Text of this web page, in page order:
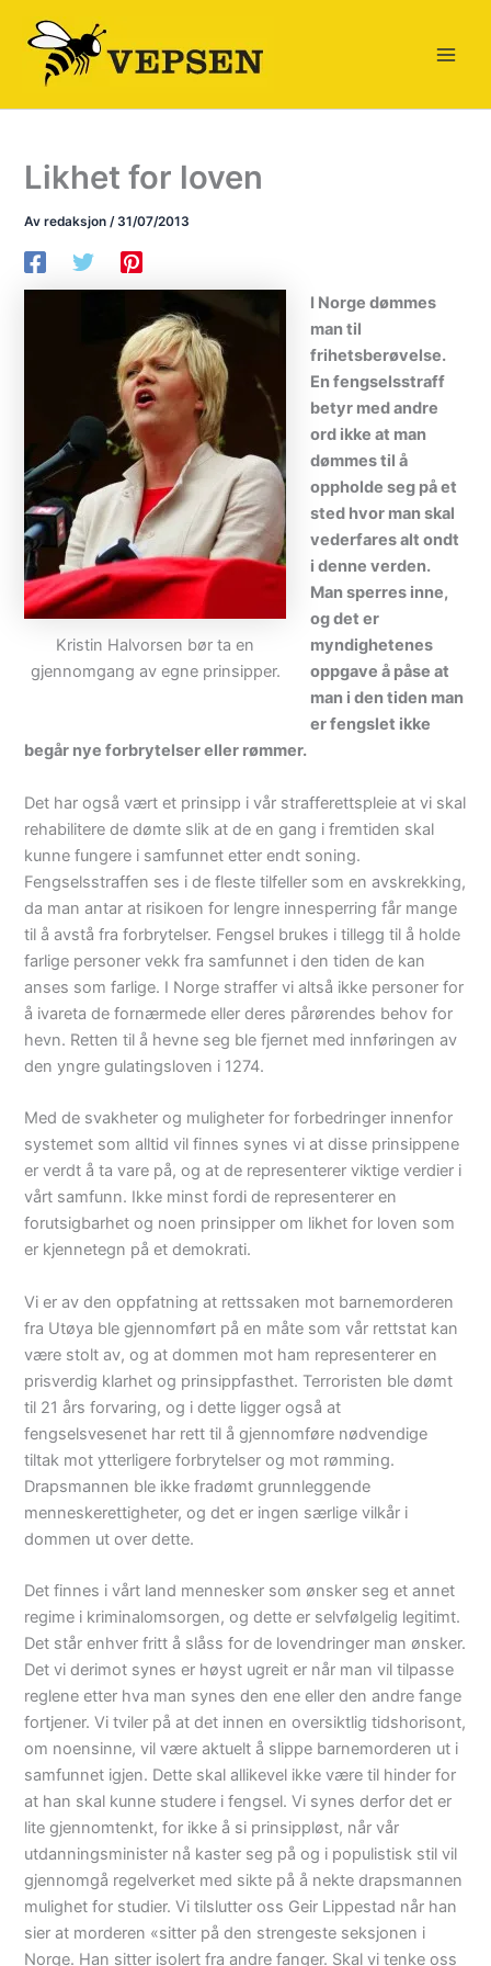
innholdet
Likhet for loven
Av redaksjon/ 31/07/2013
Kristin Halvorsen bør ta en
gjennomgang av egne prinsipper.
I Norge dømmes
man til
frihetsberøvelse.
En fengselsstraff
betyr med andre
ord ikke at man
dømmes til å
oppholde seg på et
sted hvor man skal
vederfares alt ondt
i denne verden.
Man sperres inne,
og det er
myndighetenes
oppgave å påse at
man i den tiden man
er fengslet ikke
begår nye forbrytelser eller rømmer.
Det har også vært et prinsipp i vår strafferettspleie at vi skal
rehabilitere de dømte slik at de en gang i fremtiden skal
kunne fungere i samfunnet etter endt soning.
Fengselsstraffen ses i de fleste tilfeller som en avskrekking,
da man antar at risikoen for lengre innesperring får mange
til å avstå fra forbrytelser. Fengsel brukes i tillegg til å holde
farlige personer vekk fra samfunnet i den tiden de kan
anses som farlige. I Norge straffer vi altså ikke personer for
å ivareta de fornærmede eller deres pårørendes behov for
hevn. Retten til å hevne seg ble fjernet med innføringen av
den yngre gulatingsloven i 1274.
Med de svakheter og muligheter for forbedringer innenfor
systemet som alltid vil finnes synes vi at disse prinsippene
er verdt å ta vare på, og at de representerer viktige verdier i
vårt samfunn. Ikke minst fordi de representerer en
forutsigbarhet og noen prinsipper om likhet for loven som
er kjennetegn på et demokrati.
Vi er av den oppfatning at rettssaken mot barnemorderen
fra Utøya ble gjennomført på en måte som vår rettstat kan
være stolt av, og at dommen mot ham representerer en
prisverdig klarhet og prinsippfasthet. Terroristen ble dømt
til 21 års forvaring, og i dette ligger også at
fengselsvesenet har rett til å gjennomføre nødvendige
tiltak mot ytterligere forbrytelser og mot rømming.
Drapsmannen ble ikke fradømt grunnleggende
menneskerettigheter, og det er ingen særlige vilkår i
dommen ut over dette.
Det finnes i vårt land mennesker som ønsker seg et annet
regime i kriminalomsorgen, og dette er selvfølgelig legitimt.
Det står enhver fritt å slåss for de lovendringer man ønsker.
Det vi derimot synes er høyst ugreit er når man vil tilpasse
reglene etter hva man synes den ene eller den andre fange
fortjener. Vi tviler på at det innen en oversiktlig tidshorisont,
om noensinne, vil være aktuelt å slippe barnemorderen ut i
samfunnet igjen. Dette skal allikevel ikke være til hinder for
at han skal kunne studere i fengsel. Vi synes derfor det er
lite gjennomtenkt, for ikke å si prinsippløst, når vår
utdanningsminister nå kaster seg på og i populistisk stil vil
gjennomgå regelverket med sikte på å nekte drapsmannen
mulighet for studier. Vi tilslutter oss Geir Lippestad når han
sier at morderen «sitter på den strengeste seksjonen i
Norge. Han sitter isolert fra andre fanger. Skal vi tenke oss